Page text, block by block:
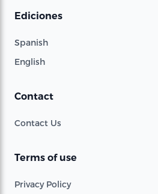
Ediciones
Spanish
English
Contact
Contact Us
Terms of use
Privacy Policy